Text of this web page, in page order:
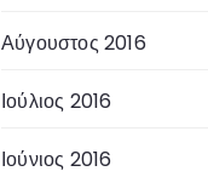
Αύγουστος 2016
Ιούλιος 2016
Ιούνιος 2016